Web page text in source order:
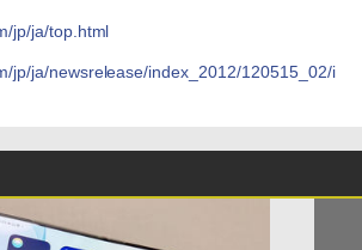
jp/ja/top.html
jp/ja/newsrelease/index_2012/120515_02/i